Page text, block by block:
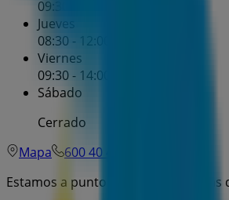
09:30 - 14:00
Jueves
08:30 - 12:00
Viernes
09:30 - 14:00
Sábado
Cerrado
Mapa
600 40 40 90
Estamos a punto de publicar ofertas